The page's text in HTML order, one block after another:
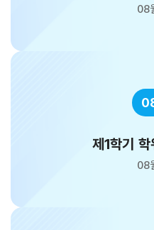
08
제1학기
08